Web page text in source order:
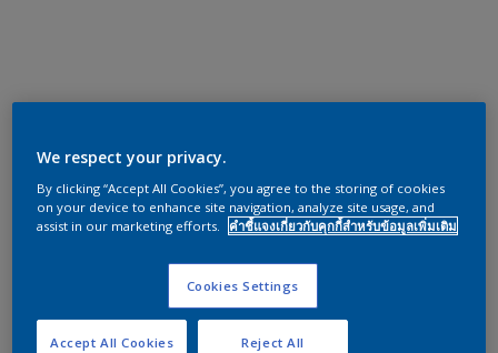
We respect your privacy.
By clicking “Accept All Cookies”, you agree to the storing of cookies
on your device to enhance site navigation, analyze site usage, and
assist in our marketing efforts.
คำชี้แจงเกี่ยวกับคุกกี้สำหรับข้อมูลเพิ่มเติม
Cookies Settings
Reject All
Accept All Cookies